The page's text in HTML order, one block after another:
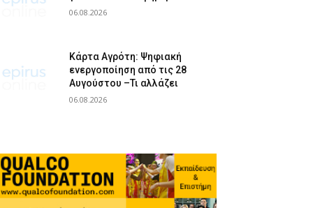
06.08.2026
Κάρτα Αγρότη: Ψηφιακή
ενεργοποίηση από τις 28
Αυγούστου –Τι αλλάζει
06.08.2026